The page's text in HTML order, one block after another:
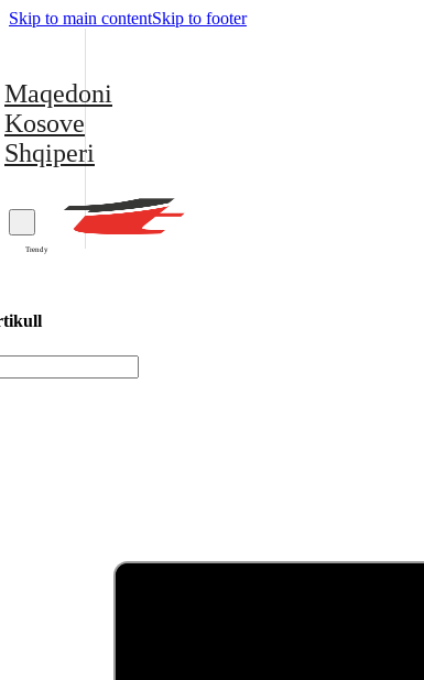
Skip to main contentSkip to footer
Maqedoni
Kosove
Shqiperi
Trendy